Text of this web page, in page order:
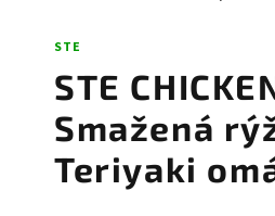
STE
STE
Smažená
Teriyaki